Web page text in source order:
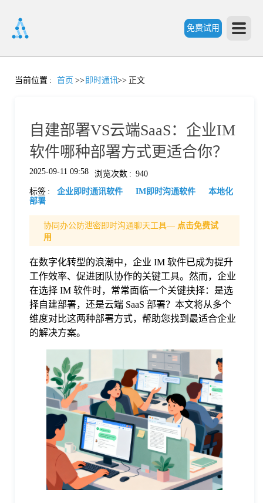
免费试用
首
格
当前位置 : 首页 >> 即时通讯>> 正文
自建部署VS云端SaaS：企业IM
软件哪种部署方式更适合你？
2025-09-11 09:58 浏览次数 : 940
标签 : 企业即时通讯软件 IM即时沟通软件
本地化
部署
协同办公防泄密即时沟通聊天工具— 点击免费试
用
在数字化转型的浪潮中，企业 IM 软件已成为提升
工作效率、促进团队协作的关键工具。然而，企业
在选择 IM 软件时，常常面临一个关键抉择：是选
择自建部署，还是云端 SaaS 部署？本文将从多个
维度对比这两种部署方式，帮助您找到最适合企业
的解决方案。